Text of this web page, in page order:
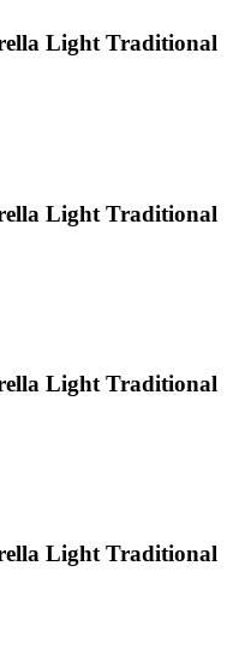
Light Traditional
Light Traditional
Light Traditional
Light Traditional